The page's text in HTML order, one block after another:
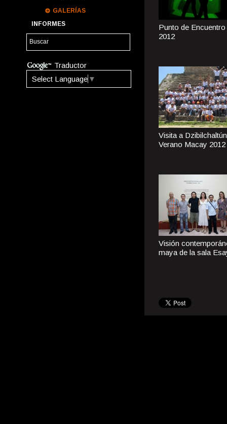
GALERÍAS
INFORMES
Traductor
Select Language ▼
Punto de Encuentro
2012
Visita a
Verano Macay 2012
Visión
maya de la sala